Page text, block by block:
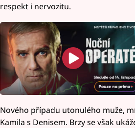
respekt i nervozitu.
Nového případu utonulého muže,
Kamila s Denisem. Brzy se však